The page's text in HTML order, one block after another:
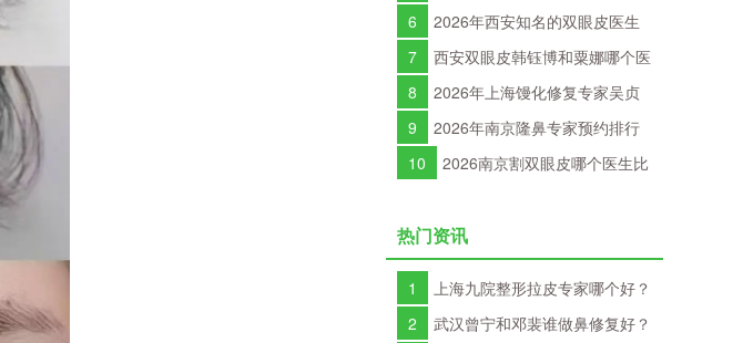
洋、王启立、张鹏、李冰谁做鼻子更
好？
生有哪些？曾熬、霍玉旺、房志强、
蒋立、刘宝军哪个更好？
6
2026年西安知名的双眼皮医生
都有谁？2026年西安双眼皮专家预约
排行榜大全
7
西安双眼皮韩钰博和粟娜哪个医
生做双眼皮技术好？
8
2026年上海馒化修复专家吴贞
跃和张本军哪个医生技术好？
9
2026年南京隆鼻专家预约排行
榜大全：林金德、刘昭政、刘涛、黄
10
2026南京割双眼皮哪个医生比
如、孙宗良哪个最好？
热门资讯
1
上海九院整形拉皮专家哪个好？
九院面部除皱口碑好的医生排名
2
武汉曾宁和邓裴谁做鼻修复好？